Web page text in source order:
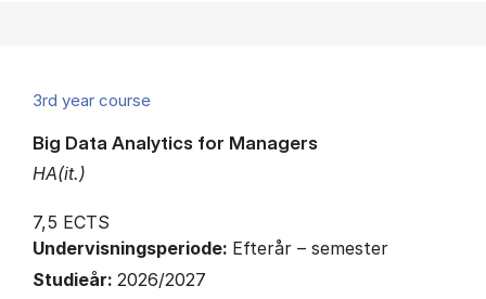
3rd year course
HA(it.)
Big Data Analytics for Managers
7,5 ECTS
Undervisningsperiode: Efterår – semester
Studieår: 2026/2027